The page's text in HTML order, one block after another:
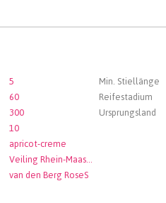
5 Min. Stiellänge
60 Reifestadium
300 Ursprungsland
10
apricot-creme
Veiling Rhein-Maas GmbH & Co. KG
van den Berg RoseS